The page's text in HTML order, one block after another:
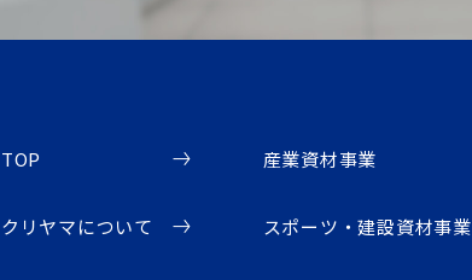
TOP
クリヤマについて
産業資材事業
スポーツ・建設資材事業